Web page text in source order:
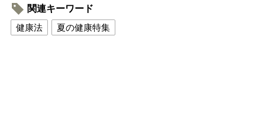
関連キーワード
健康法
夏の健康特集